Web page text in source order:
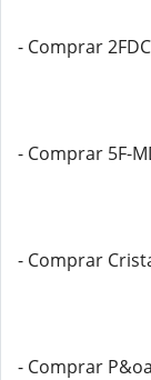
- Comprar
- Comprar 5F-
- Comprar
- Comprar